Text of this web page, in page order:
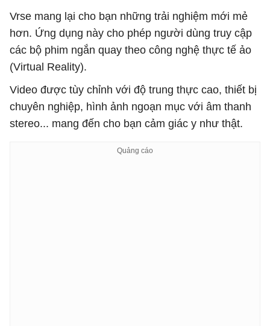
Vrse mang lại cho bạn những trải nghiệm mới mẻ
hơn. Ứng dụng này cho phép người dùng truy cập
các bộ phim ngắn quay theo công nghệ thực tế ảo
(Virtual Reality).
Video được tùy chỉnh với độ trung thực cao, thiết bị
chuyên nghiệp, hình ảnh ngoạn mục với âm thanh
stereo... mang đến cho bạn cảm giác y như thật.